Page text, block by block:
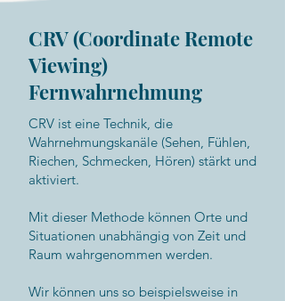
CRV (Coordinate Remote
Viewing)
Fernwahrnehmung
CRV ist eine Technik, die
Wahrnehmungskanäle (Sehen, Fühlen,
Riechen, Schmecken, Hören) stärkt und
aktiviert.
Mit dieser Methode können Orte und
Situationen unabhängig von Zeit und
Raum wahrgenommen werden.
Wir können uns so beispielsweise in